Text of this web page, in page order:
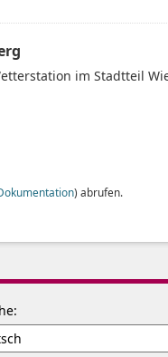
im Stadtteil
) abrufen.